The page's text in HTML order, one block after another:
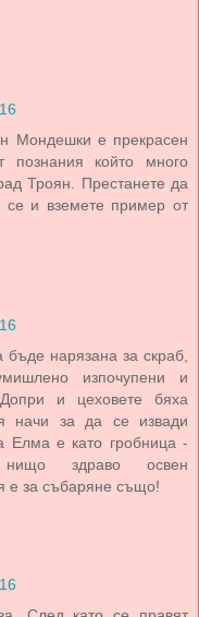
Мондешки е прекрасен
познания който много
Троян. Престанете да
се и вземете пример от
нарязана за скраб,
изпочупени и
и цеховете бяха
начи за да се извади
Елма е като гробница -
здраво освен
е за събаряне също!